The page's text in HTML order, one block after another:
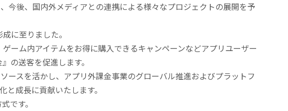
後、国内外メディアとの連携による様々なプロジェクトの展開を予
に至りました。
ーム内アイテムをお得に購入できるキャンペーンなどアプリユーザー
の送客を促進します。
ースを活かし、アプリ外課金事業のグローバル推進およびプラットフ
成長に貢献いたします。
です。